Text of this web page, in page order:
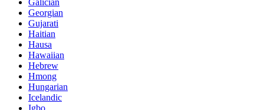
Galician
Georgian
Gujarati
Haitian
Hausa
Hawaiian
Hebrew
Hmong
Hungarian
Icelandic
Igbo